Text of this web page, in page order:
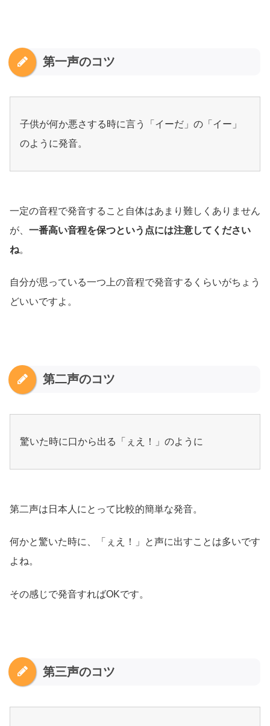
第一声のコツ
子供が何か悪さする時に言う「イーだ」の「イー」
のように発音。
一定の音程で発音すること自体はあまり難しくありません
が、 一番高い音程を保つという点には注意してください
ね。
自分が思っている一つ上の音程で発音するくらいがちょう
どいいですよ。
第二声のコツ
驚いた時に口から出る「ぇえ！」のように
第二声は日本人にとって比較的簡単な発音。
何かと驚いた時に、「ぇえ！」と声に出すことは多いです
よね。
その感じで発音すればOKです。
第三声のコツ